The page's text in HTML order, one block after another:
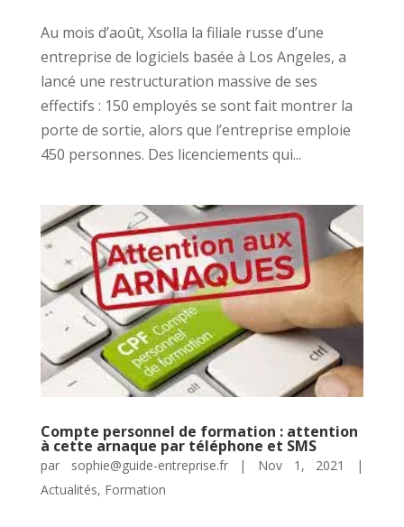
Au mois d’août, Xsolla la filiale russe d’une
entreprise de logiciels basée à Los Angeles, a
lancé une restructuration massive de ses
effectifs : 150 employés se sont fait montrer la
porte de sortie, alors que l’entreprise emploie
450 personnes. Des licenciements qui...
Compte personnel de formation : attention
à cette arnaque par téléphone et SMS
par sophie@guide-entreprise.fr| Nov 1, 2021
|
Actualités, Formation